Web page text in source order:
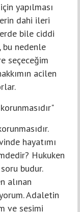
yapılması
dahi ileri
bile ciddi
bu nedenle
seçeceğim
acilen
hayatımı
Hukuken
budur.
alınan
Adaletin
ve sesimi